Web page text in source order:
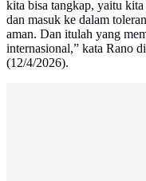
kita bisa tangkap, yaitu
dan masuk ke dalam
aman. Dan itulah yang
internasional,” kata Rano
(12/4/2026).